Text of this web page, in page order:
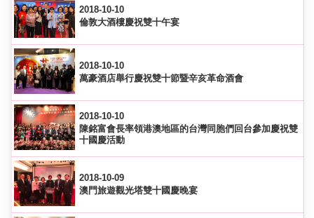
2018-10-10
倫敦大酒樓慶祝雙十午宴
2018-10-10
萬豪酒店舉行慶祝雙十節暨辛亥革命酒會
2018-10-10
陳銘富會長率領港澳地區的台灣同胞們回台參加慶祝雙
十國慶活動
2018-10-09
澳門旅遊觀光塔雙十國慶晚宴